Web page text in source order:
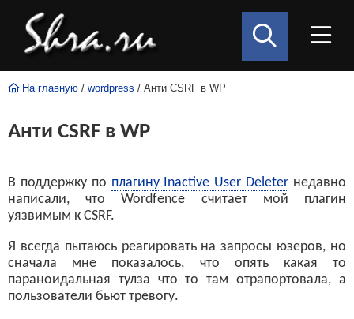
На главную / wordpress / Анти CSRF в WP
Анти CSRF в WP
В поддержку по плагину Inactive User Deleter недавно
написали, что Wordfence считает мой плагин
уязвимым к CSRF.
Я всегда пытаюсь реагировать на запросы юзеров, но
сначала мне показалось, что опять какая то
параноидальная тулза что то там отрапортовала, а
пользователи бьют тревогу.